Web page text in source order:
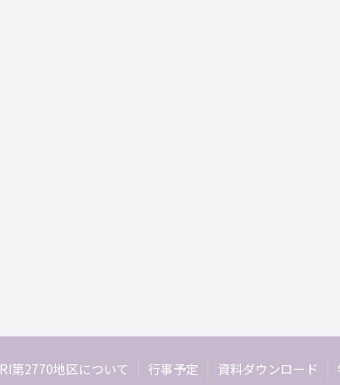
RI第2770地区について 行事予定 資料ダウンロード